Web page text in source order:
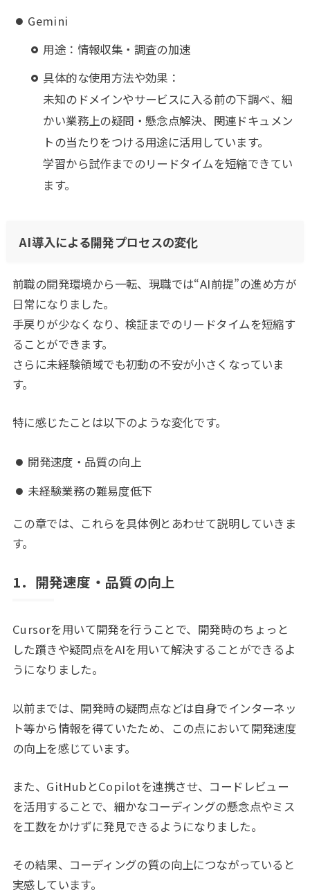
Gemini
用途：情報収集・調査の加速
具体的な使用方法や効果：
未知のドメインやサービスに入る前の下調べ、細
かい業務上の疑問・懸念点解決、関連ドキュメン
トの当たりをつける用途に活用しています。
学習から試作までのリードタイムを短縮できてい
ます。
AI導入による開発プロセスの変化
前職の開発環境から一転、現職では“AI前提”の進め方が
日常になりました。
手戻りが少なくなり、検証までのリードタイムを短縮す
ることができます。
さらに未経験領域でも初動の不安が小さくなっていま
す。
特に感じたことは以下のような変化です。
開発速度・品質の向上
未経験業務の難易度低下
この章では、これらを具体例とあわせて説明していきま
す。
1． 開発速度・品質の向上
Cursorを用いて開発を行うことで、開発時のちょっと
した躓きや疑問点をAIを用いて解決することができるよ
うになりました。
以前までは、開発時の疑問点などは自身でインターネッ
ト等から情報を得ていたため、この点において開発速度
の向上を感じています。
また、GitHubとCopilotを連携させ、コードレビュー
を活用することで、細かなコーディングの懸念点やミス
を工数をかけずに発見できるようになりました。
その結果、コーディングの質の向上につながっていると
実感しています。